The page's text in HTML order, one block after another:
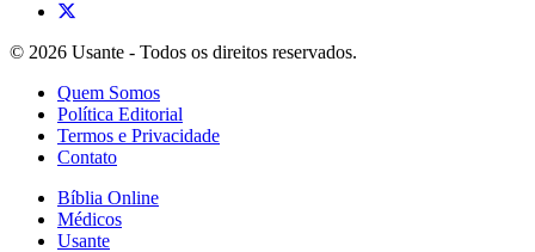
© 2026 Usante - Todos os direitos reservados.
Quem Somos
Política Editorial
Termos e Privacidade
Contato
Bíblia Online
Médicos
Usante